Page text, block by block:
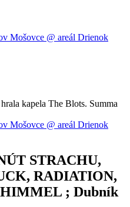
Mošovce @ areál Drienok
kapela The Blots. Summa
Mošovce @ areál Drienok
STRACHU,
RADIATION,
; Dubník